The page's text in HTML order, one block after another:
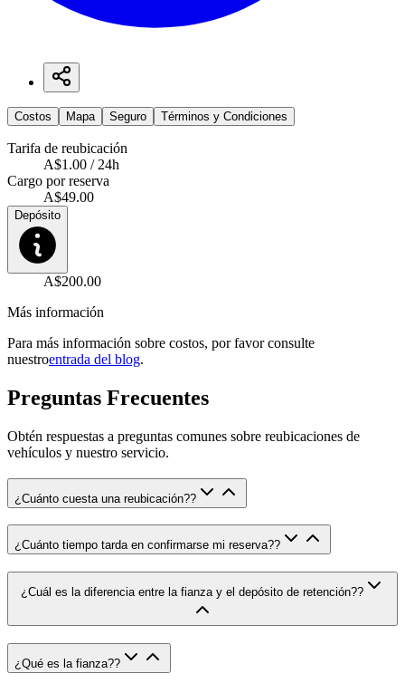
Costos Mapa Seguro Términos y Condiciones
Tarifa de reubicación
A$1.00 / 24h
Cargo por reserva
A$49.00
Depósito
A$200.00
Más información
Para más información sobre costos, por favor consulte
nuestroentrada del blog.
Preguntas Frecuentes
Obtén respuestas a preguntas comunes sobre reubicaciones de
vehículos y nuestro servicio.
¿Cuánto cuesta una reubicación??
¿Cuánto tiempo tarda en confirmarse mi reserva??
¿Cuál es la diferencia entre la fianza y el depósito de retención??
¿Qué es la fianza??